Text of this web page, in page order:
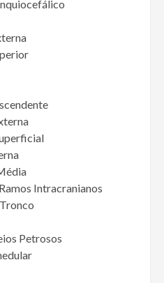
Intracranianos
Petrosos